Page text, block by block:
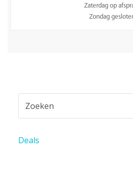
Zaterdag op
Zondag
Deals